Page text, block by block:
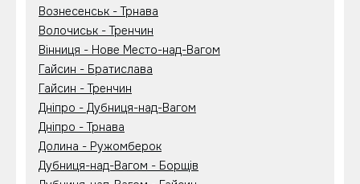
Вознесенськ - Трнава
Волочиськ - Тренчин
Вінниця - Нове Место-над-Вагом
Гайсин - Братислава
Гайсин - Тренчин
Дніпро - Дубниця-над-Вагом
Дніпро - Трнава
Долина - Ружомберок
Дубниця-над-Вагом - Борщів